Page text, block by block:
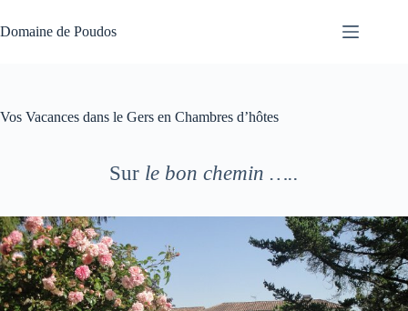
au
contenu
Domaine de Poudos
Vos Vacances dans le Gers en Chambres d’hôtes
Sur le bon chemin …..